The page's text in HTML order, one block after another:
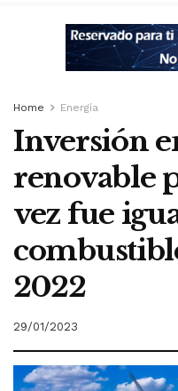
Home Energía
Inversión
renovable
vez fue
2022
29/01/2023